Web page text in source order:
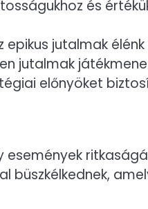
és
jutalmak
jutalmak
előnyöket
büszkélkednek,